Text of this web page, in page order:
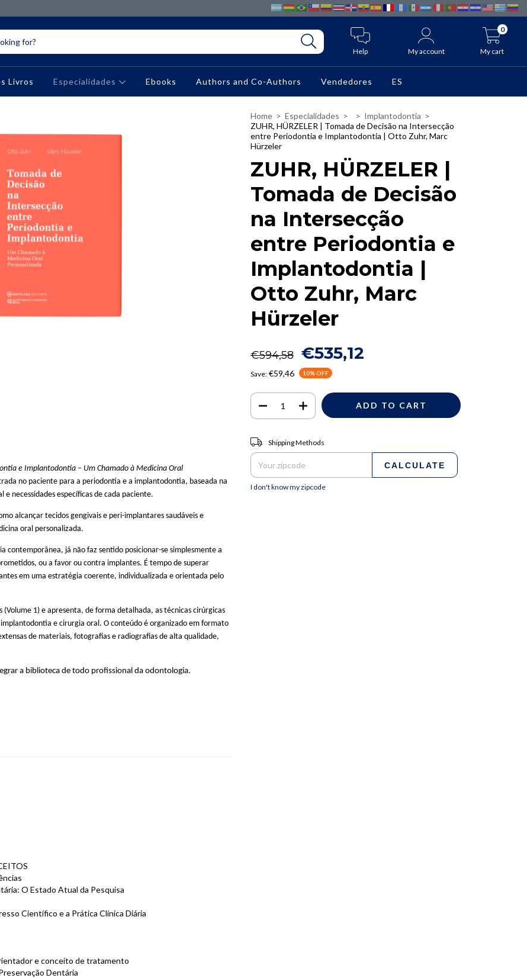
Help My account My cart
0
Livros Especialidades Ebooks Authors and Co-Authors Vendedores ES
e Implantodontia – Um Chamado à Medicina Oral
no paciente para a periodontia e a implantodontia, baseada na
necessidades específicas de cada paciente.
alcançar tecidos gengivais e peri-implantares saudáveis e
oral personalizada.
contemporânea, já não faz sentido posicionar-se simplesmente a
ou a favor ou contra implantes. É tempo de superar
em uma estratégia coerente, individualizada e orientada pelo
1) e apresenta, de forma detalhada, as técnicas cirúrgicas
e cirurgia oral. O conteúdo é organizado em formato
de materiais, fotografias e radiografias de alta qualidade,
a biblioteca de todo profissional da odontologia.
O Estado Atual da Pesquisa
Científico e a Prática Clínica Diária
e conceito de tratamento
Dentária
Home > Especialidades > > Implantodontia >
ZUHR, HÜRZELER | Tomada de Decisão na Intersecção
entre Periodontia e Implantodontia | Otto Zuhr, Marc
Hürzeler
ZUHR, HÜRZELER |
Tomada de Decisão
na Intersecção
entre Periodontia e
Implantodontia |
Otto Zuhr, Marc
Hürzeler
€594,58 €535,12
Save: €59,46 10% OFF
Shipping for zipcode:
Shipping Methods
CALCULATE
I don't know my zipcode